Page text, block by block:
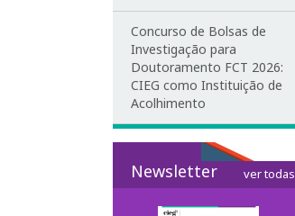
Concurso de Bolsas de
Investigação para
Doutoramento FCT 2026:
CIEG como Instituição de
Acolhimento
Newsletter ver todas